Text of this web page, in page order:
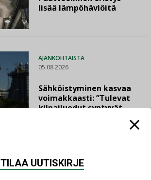
lisää lämpöhäviöitä
AJANKOHTAISTA
05.08.2026
Sähköistyminen kasvaa
voimakkaasti: ”Tulevat
kilpailuedut syntyvät,
TILAA UUTISKIRJE